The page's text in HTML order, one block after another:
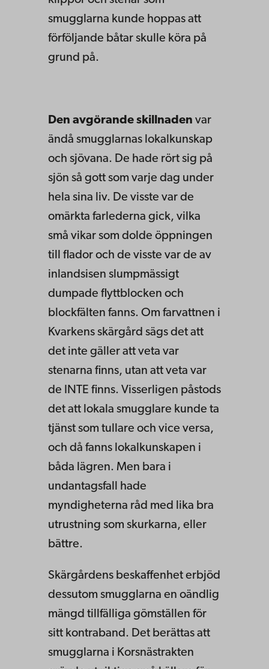
smugglarna kunde hoppas att
förföljande båtar skulle köra på
grund på.
Den avgörande skillnaden var
ändå smugglarnas lokalkunskap
och sjövana. De hade rört sig på
sjön så gott som varje dag under
hela sina liv. De visste var de
omärkta farlederna gick, vilka
små vikar som dolde öppningen
till flador och de visste var de av
inlandsisen slumpmässigt
dumpade flyttblocken och
blockfälten fanns. Om farvattnen i
Kvarkens skärgård sägs det att
det inte gäller att veta var
stenarna finns, utan att veta var
de INTE finns. Visserligen påstods
det att lokala smugglare kunde ta
tjänst som tullare och vice versa,
och då fanns lokalkunskapen i
båda lägren. Men bara i
undantagsfall hade
myndigheterna råd med lika bra
utrustning som skurkarna, eller
bättre.
Skärgårdens beskaffenhet erbjöd
dessutom smugglarna en oändlig
mängd tillfälliga gömställen för
sitt kontraband. Det berättas att
smugglarna i Korsnästrakten